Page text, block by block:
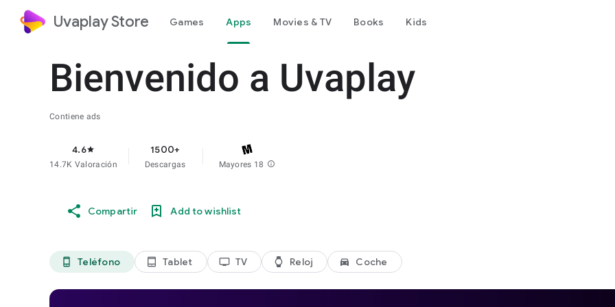
Uvaplay Store Games Apps Movies & TV Books Kids
Bienvenido a Uvaplay
Contiene ads
4.6star
14.7K Valoración
1500+
Descargas Mayores 18 info
Compartir Add to wishlist
phone_android Teléfono tablet_android Tablet tv TV watch Reloj directions_car_filled Coche